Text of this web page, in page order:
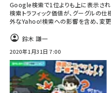
Google検索で1位よりも上に表示され
検索トラフィック価値が、グーグルの
外なYahoo!検索への影響を含め、変更
鈴木 謙一
2020年1月31日 7:00